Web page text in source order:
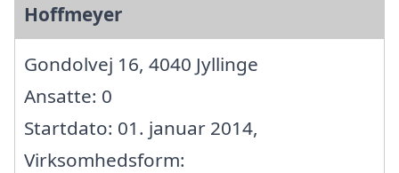
Hoffmeyer
Gondolvej 16, 4040 Jyllinge
Ansatte: 0
Startdato: 01. januar 2014,
Virksomhedsform: